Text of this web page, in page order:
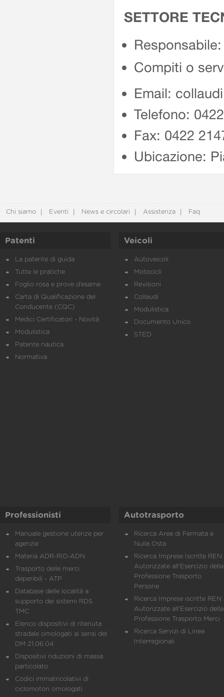
SETTORE
Compiti o
Email:
Telefono:
Fax: 0422
Ubicazione:
Chi siamo Eventi News e circolari Assistenza Faq
Patenti
La patente di guida
Tutte le pratiche
Foglio rosa e prove d’esame
Carta di Qualificazione del
Conducente (CQC)
Medici Certificatori - Novità
Modulistica
Patente nautica
Normativa
Veicoli
Autoveicoli
Motocicli
Revisioni
Collaudi
Modulistica
Documento Unico
STED
Professionisti
Manuale gestione utenze per
agenzie
Materia ADR-RID-ADN
Trasporto delle merci
deperibili - ATP
Database delle località a
supporto dei sistemi RDS
TMC
Elenco dispositivi di ritenuta
stradale omologati ai sensi del
DM 21.06.04
Dispositivi riduzioni di massa
particolato
Codici immatricolativi di
ciclomotori omologati
Autotrasporto
Ricerca Aree di Fermata e
Nulla Osta
Ricerca Imprese Iscritte REN
Autorizzate all'Esercizio della
Professione Trasporto
Persone
Ricerca Imprese iscritte REN
Autorizzate all'Esercizio della
Professione Trasporto Merci
Ricerca Servizi di Linea
Interregionali